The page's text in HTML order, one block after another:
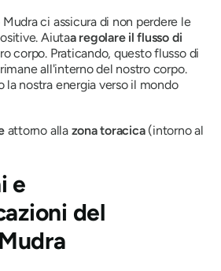
Mudraci assicura di non perdere le
Aiutaa regolare il flusso di
corpo. Praticando, questo flusso di
all'interno del nostro corpo.
la nostra energia verso il mondo
attorno alla zona toracica(intorno al
e
del